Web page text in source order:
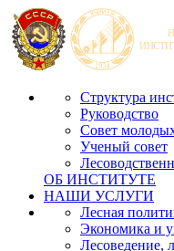
Структура
Руководство
Совет
Ученый совет
ОБ ИНСТИТУТЕ
НАШИ УСЛУГИ
Лесная
Экономика и
Лесоведение,